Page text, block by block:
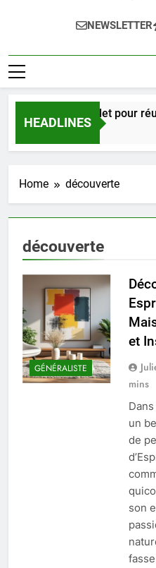
NEWSLETTER
HEADLINES
Guide complet pour
2 Semaines Ago
Home découverte
découverte
GÉNÉRALISTE
et
mins
un
de
son